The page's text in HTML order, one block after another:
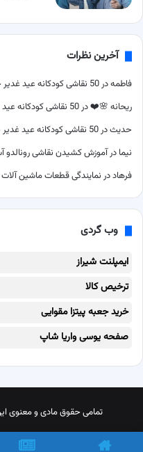
آخرین نظرات
فاطمهدر50 نقاشی کودکانه عید غدیر خم سخت و آسان و برای رنگ آمیزی
ریحانه 🌸❤️در50 نقاشی کودکانه عید غدیر خم سخت و آسان و برای رنگ آمیزی
حدیثدر50 نقاشی کودکانه عید غدیر خم سخت و آسان و برای رنگ آمیزی
نیما درآموزش کشیدن نقاشی رونالدو
فرهاددر نمایندگی قطعات ماشین
وب گردی
ایمپلنت شیراز
ترخیص کالا
خرید جعبه پیتزا مقوایی
صفحه یوسی واریا شاپ
تمامی حقوق مادی و معنوی